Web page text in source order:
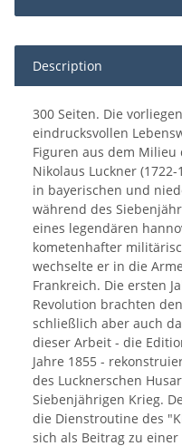
Description
300 Seiten. Die
eindrucksvollen
Figuren aus dem Milieu
Nikolaus Luckner
in bayerischen und
während des
eines legendären
kometenhafter
wechselte er in die
Frankreich. Die ersten
Revolution brachten
schließlich aber auch
dieser Arbeit - die
Jahre 1855 -
des Lucknerschen
Siebenjährigen Krieg.
die Dienstroutine des
sich als Beitrag zu